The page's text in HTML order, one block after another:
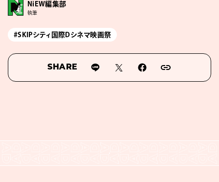
NiEW編集部
執筆
#SKIPシティ国際Dシネマ映画祭
SHARE